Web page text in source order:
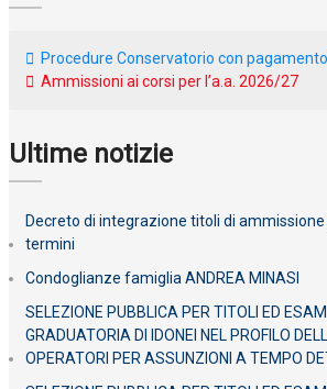
Procedure Conservatorio con
Ammissioni ai corsi per l’a.a. 2026/27
Ultime notizie
Decreto di integrazione titoli di
termini
Condoglianze famiglia ANDREA MINASI
SELEZIONE PUBBLICA PER TITOLI ED
GRADUATORIA DI IDONEI NEL PROFILO
OPERATORI PER ASSUNZIONI A TEMPO